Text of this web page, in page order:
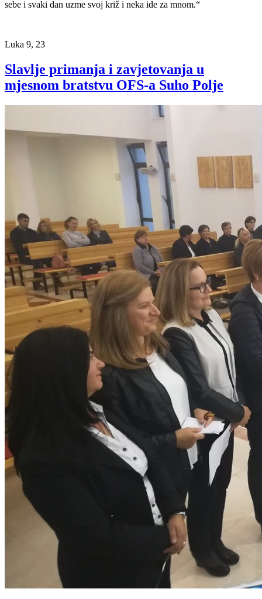
sebe i svaki dan uzme svoj križ i neka ide za mnom.“
Luka 9, 23
Slavlje primanja i zavjetovanja u
mjesnom bratstvu OFS-a Suho Polje